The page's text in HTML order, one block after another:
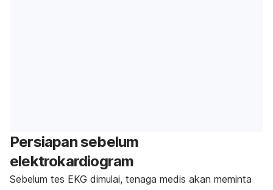
Persiapan sebelum
elektrokardiogram
Sebelum tes EKG dimulai, tenaga medis akan meminta